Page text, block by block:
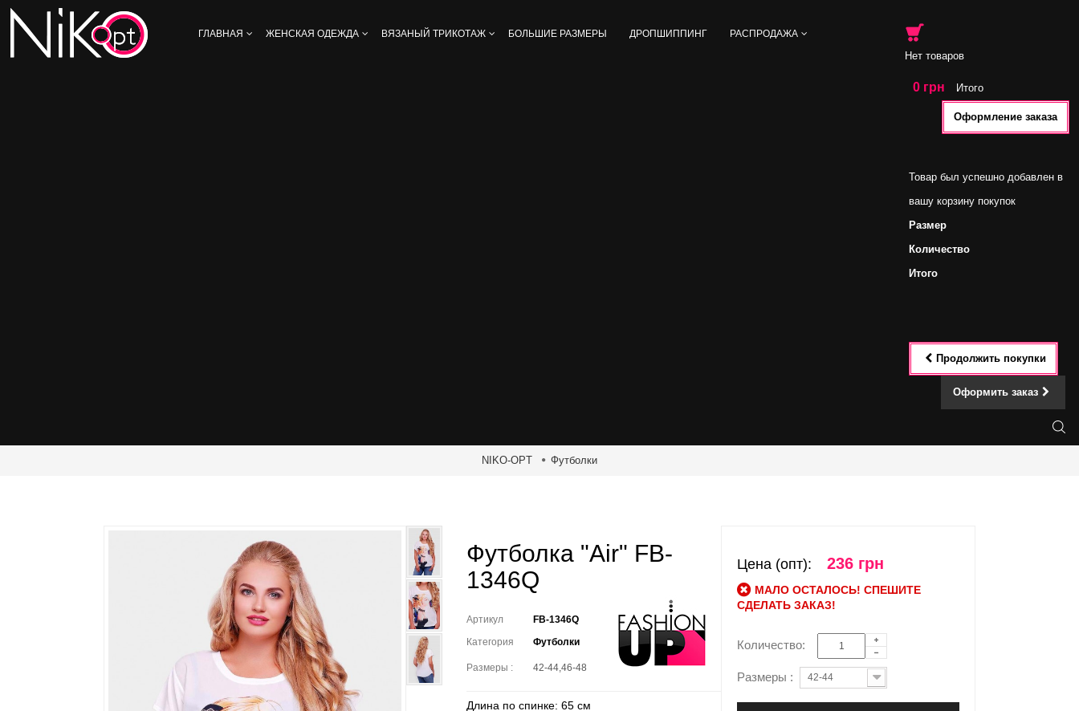
Нет товаров
0 грн Итого
Оформление заказа
Товар был успешно добавлен в
вашу корзину покупок
Размер
Количество
Итого
Продолжить покупки
Оформить заказ
ГЛАВНАЯ ЖЕНСКАЯ ОДЕЖДА ВЯЗАНЫЙ ТРИКОТАЖ БОЛЬШИЕ РАЗМЕРЫ ДРОПШИППИНГ РАСПРОДАЖА
NIKO-OPT Футболки
Футболка "Air" FB-
1346Q
Артикул
FB-1346Q
Категория
Футболки
Размеры : 42-44,46-48
Длина по спинке: 65 см
Цена (опт): 236 грн
МАЛО ОСТАЛОСЬ! СПЕШИТЕ
СДЕЛАТЬ ЗАКАЗ!
Количество:
Размеры : 42-44